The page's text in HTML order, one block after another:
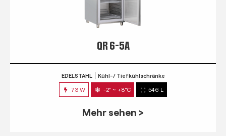
QR 6-5A
EDELSTAHL Kühl-/ Tiefkühlschränke
73 W -2° ~ +8°C 546 L
Mehr sehen >